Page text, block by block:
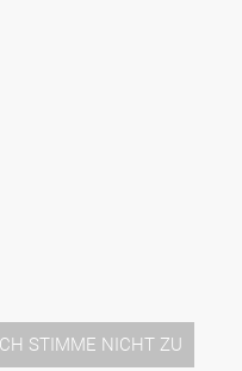
STIMME NICHT ZU